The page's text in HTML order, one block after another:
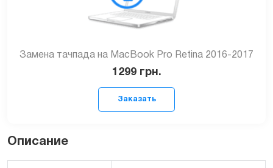
Замена тачпада на MacBook Pro Retina 2016-2017
1299 грн.
Описание